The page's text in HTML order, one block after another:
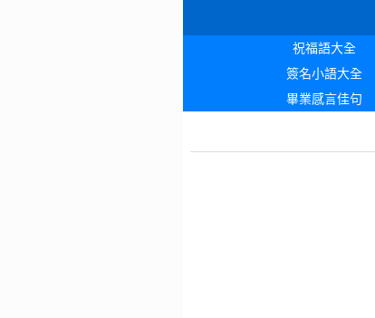
祝福語大全
簽名小語大全
畢業感言佳句